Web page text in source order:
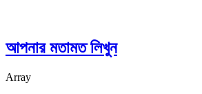
আপনার মতামত লিখুন
Array